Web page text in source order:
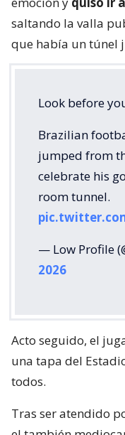
saltando la valla
que había un túnel
Look before
Brazilian
jumped from
celebrate his
room tunnel.
— Low Profile
2026
Acto seguido, el
una tapa del
todos.
Tras ser atendido